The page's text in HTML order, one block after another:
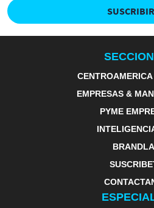
EMPRESAS &
PYME